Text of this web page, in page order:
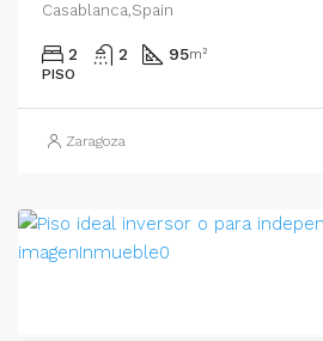
Casablanca,Spain
2 2 95m²
PISO
Zaragoza